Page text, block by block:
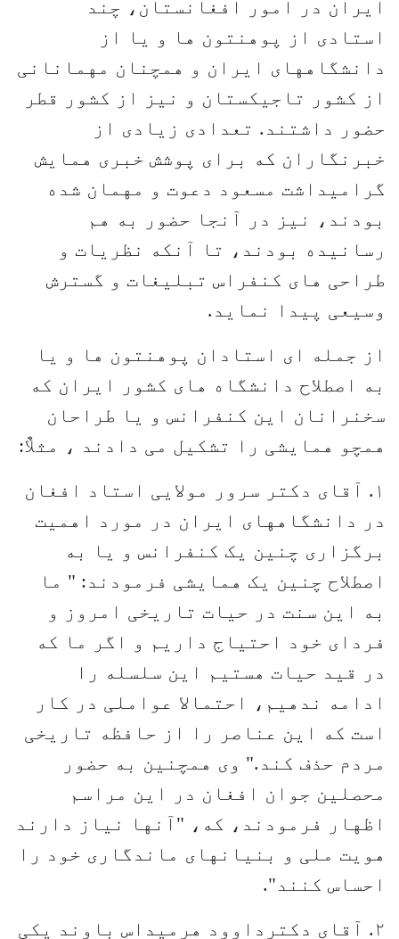
ایران در امور افغانستان، چند
استادی از پوهنتون ها و یا از
دانشگاههای ایران و همچنان مهمانانی
از کشور تاجیکستان و نیز از کشور قطر
حضور داشتند. تعدادی زیادی از
خبرنگاران که برای پوشش خبری همایش
گرامیداشت مسعود دعوت و مهمان شده
بودند، نیز در آنجا حضور به هم
رسانیده بودند، تا آنکه نظریات و
طراحی های کنفراس تبلیغات و گسترش
وسیعی پیدا نماید.
از جمله ای استادان پوهنتون ها و یا
به اصطلاح دانشگاه های کشور ایران که
سخنرانان این کنفرانس و یا طراحان
همچو همایشی را تشکیل می دادند ، مثلاٌ:
۱. آقای دکتر سرور مولایی استاد افغان
در دانشگاههای ایران در مورد اهمیت
برگزاری چنین یک کنفرانس و یا به
اصطلاح چنین یک همایشی فرمودند: " ما
به این سنت در حیات تاریخی امروز و
فردای خود احتیاج داریم و اگر ما که
در قید حیات هستیم این سلسله را
ادامه ندهیم، احتمالا عواملی در کار
است که این عناصر را از حافظه تاریخی
مردم حذف کند." وی همچنین به حضور
محصلین جوان افغان در این مراسم
اظهار فرمودند، که، "آنها نیاز دارند
هویت ملی و بنیانهای ماندگاری خود را
احساس کنند".
۲. آقای دکترداوود هرمیداس باوند یکی